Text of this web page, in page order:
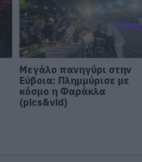
Μεγάλο πανηγύρι στην
Εύβοια: Πλημμύρισε με
κόσμο η Φαράκλα
(pics&vid)